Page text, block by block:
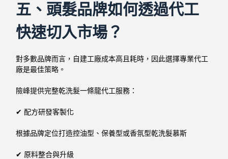
五、頭髮品牌如何透過代工
快速切入市場？
對多數品牌而言，自建工廠成本高且耗時，因此選擇專業代工
廠是最佳策略。
險峰提供完整乾洗髮一條龍代工服務：
✔ 配方研發客製化
根據品牌定位打造控油型、保養型或香氛型乾洗髮慕斯
✔ 原料整合與升級